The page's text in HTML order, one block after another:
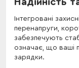
Надійність
Інтегровані
перенапруги,
забезпечують
означає, що ваші
зарядки.